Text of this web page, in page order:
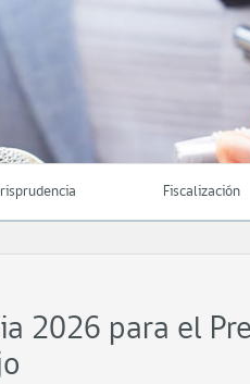
Fiscalización
2026 para el